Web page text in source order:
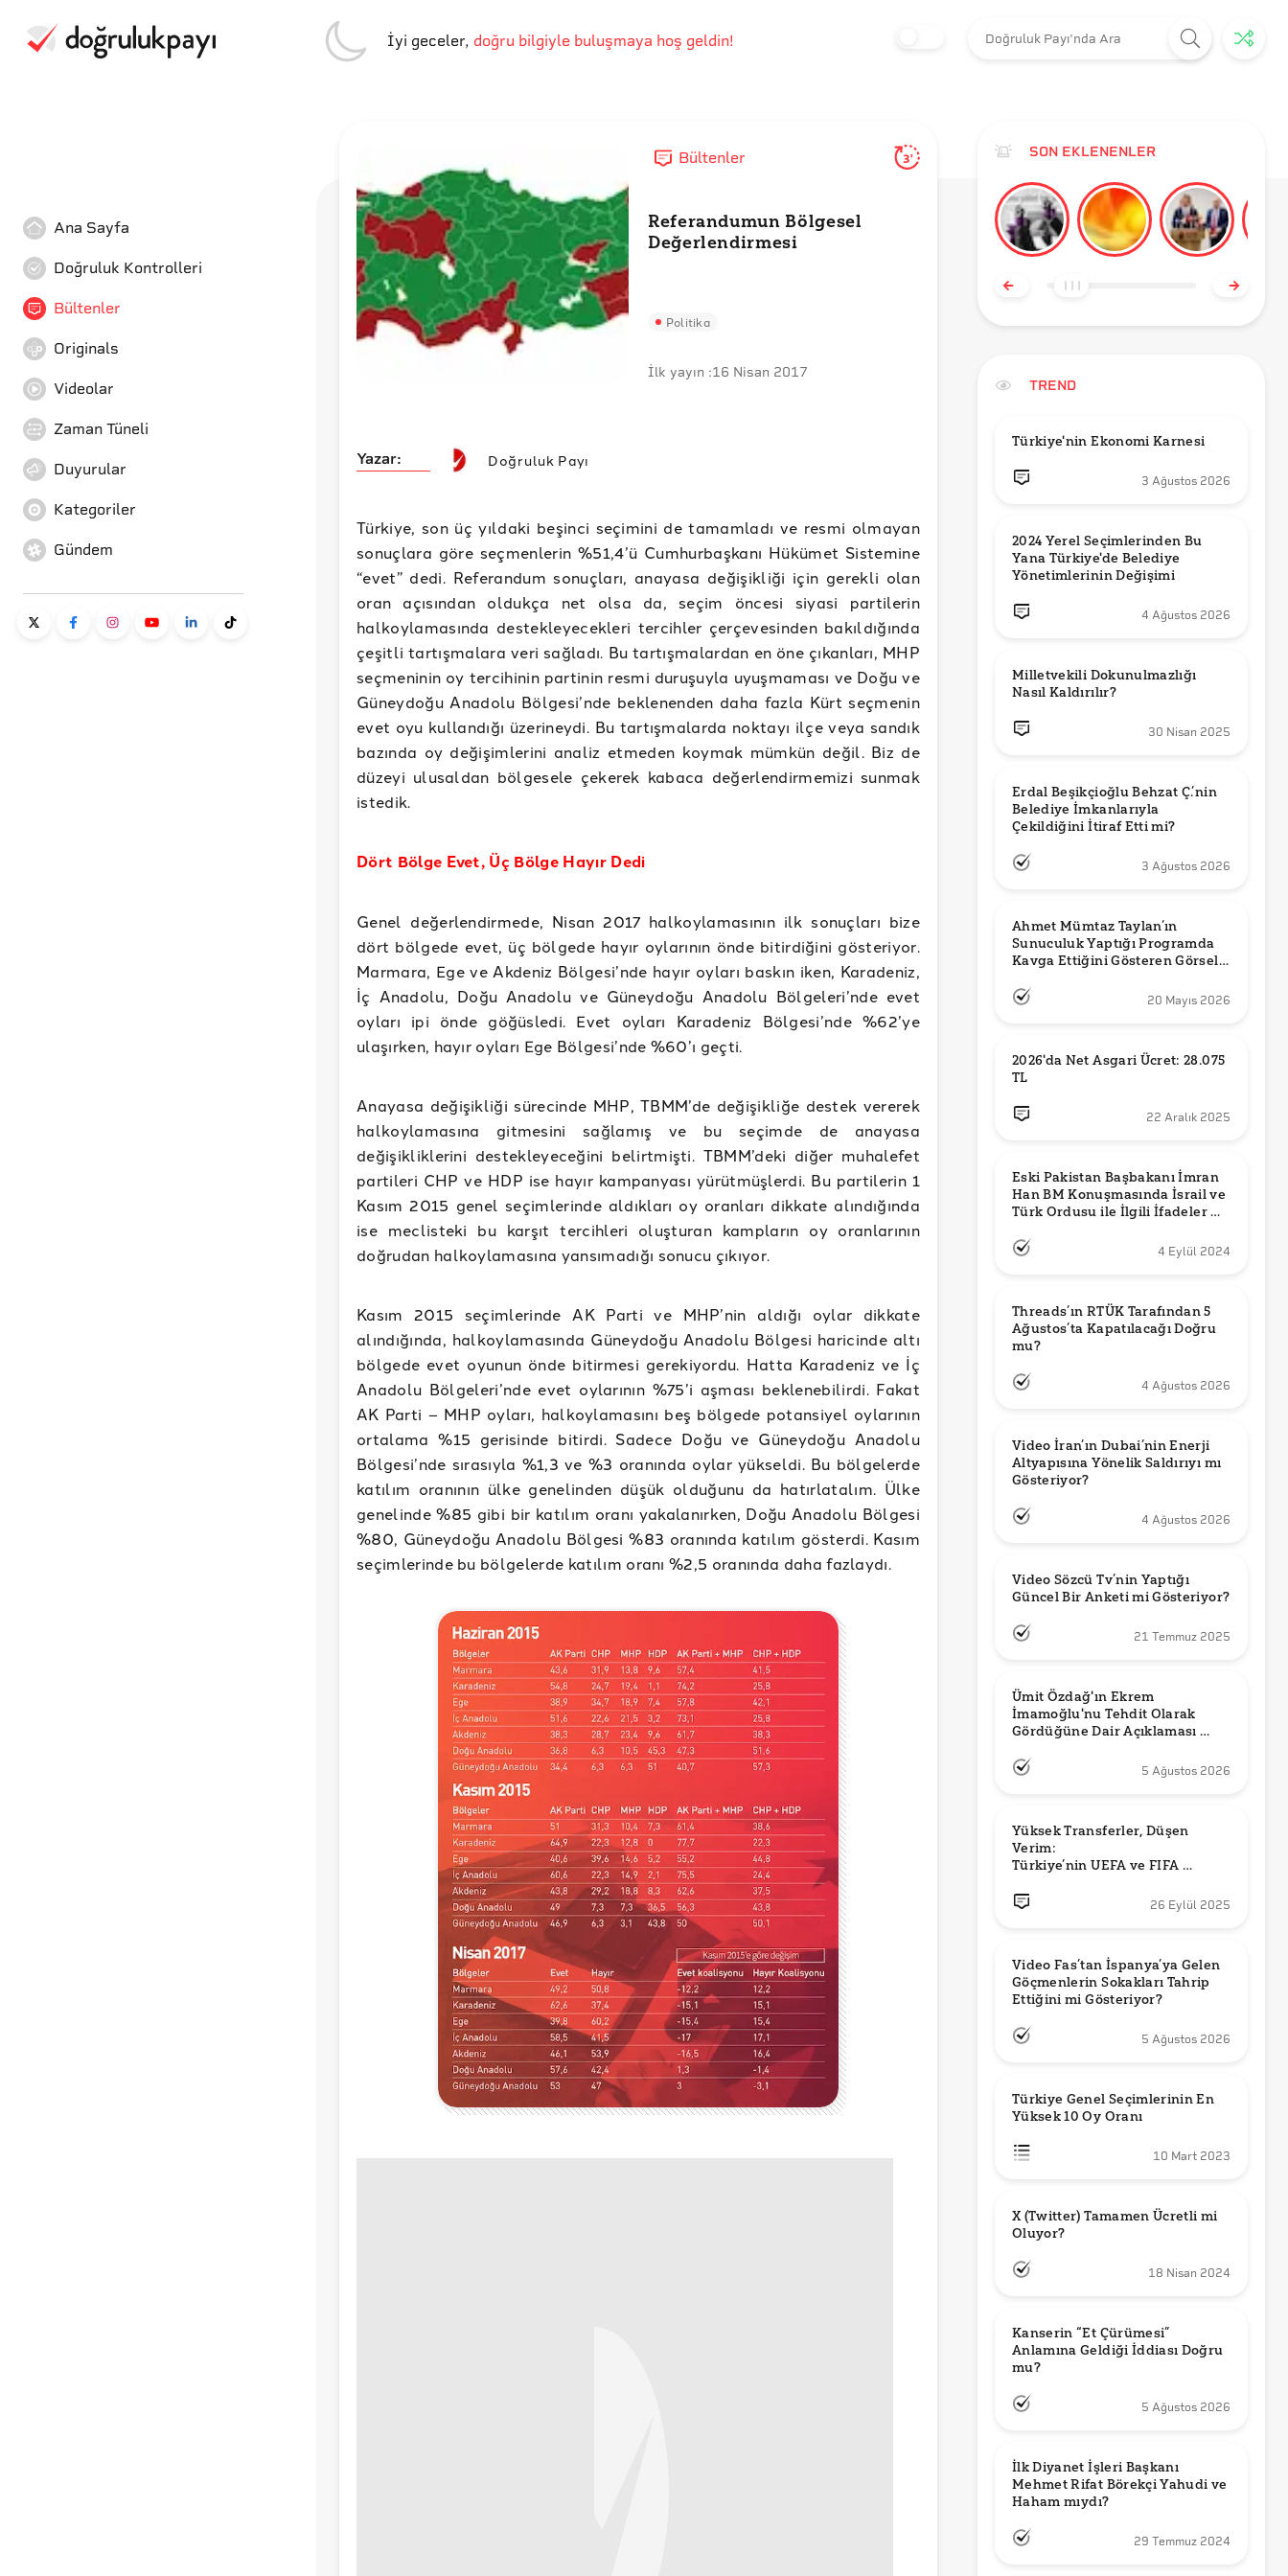
İyi geceler, doğru bilgiyle buluşmaya hoş geldin!
Ana Sayfa
Doğruluk Kontrolleri
Bültenler
Originals
Videolar
Zaman Tüneli
Duyurular
Kategoriler
Gündem
Bültenler 3'
Referandumun Bölgesel
Değerlendirmesi
Politika
İlk yayın :16 Nisan 2017
Yazar: Doğruluk Payı
Türkiye, son üç yıldaki beşinci seçimini de tamamladı ve resmi olmayan
sonuçlara göre seçmenlerin %51,4’ü Cumhurbaşkanı Hükümet Sistemine
“evet” dedi. Referandum sonuçları, anayasa değişikliği için gerekli olan
oran açısından oldukça net olsa da, seçim öncesi siyasi partilerin
halkoylamasında destekleyecekleri tercihler çerçevesinden bakıldığında
çeşitli tartışmalara veri sağladı. Bu tartışmalardan en öne çıkanları, MHP
seçmeninin oy tercihinin partinin resmi duruşuyla uyuşmaması ve Doğu ve
Güneydoğu Anadolu Bölgesi’nde beklenenden daha fazla Kürt seçmenin
evet oyu kullandığı üzerineydi. Bu tartışmalarda noktayı ilçe veya sandık
bazında oy değişimlerini analiz etmeden koymak mümkün değil. Biz de
düzeyi ulusaldan bölgesele çekerek kabaca değerlendirmemizi sunmak
istedik.
Dört Bölge Evet, Üç Bölge Hayır Dedi
Genel değerlendirmede, Nisan 2017 halkoylamasının ilk sonuçları bize
dört bölgede evet, üç bölgede hayır oylarının önde bitirdiğini gösteriyor.
Marmara, Ege ve Akdeniz Bölgesi’nde hayır oyları baskın iken, Karadeniz,
İç Anadolu, Doğu Anadolu ve Güneydoğu Anadolu Bölgeleri’nde evet
oyları ipi önde göğüsledi. Evet oyları Karadeniz Bölgesi’nde %62’ye
ulaşırken, hayır oyları Ege Bölgesi’nde %60’ı geçti.
Anayasa değişikliği sürecinde MHP, TBMM’de değişikliğe destek vererek
halkoylamasına gitmesini sağlamış ve bu seçimde de anayasa
değişikliklerini destekleyeceğini belirtmişti. TBMM’deki diğer muhalefet
partileri CHP ve HDP ise hayır kampanyası yürütmüşlerdi. Bu partilerin 1
Kasım 2015 genel seçimlerinde aldıkları oy oranları dikkate alındığında
ise meclisteki bu karşıt tercihleri oluşturan kampların oy oranlarının
doğrudan halkoylamasına yansımadığı sonucu çıkıyor.
Kasım 2015 seçimlerinde AK Parti ve MHP’nin aldığı oylar dikkate
alındığında, halkoylamasında Güneydoğu Anadolu Bölgesi haricinde altı
bölgede evet oyunun önde bitirmesi gerekiyordu. Hatta Karadeniz ve İç
Anadolu Bölgeleri’nde evet oylarının %75’i aşması beklenebilirdi. Fakat
AK Parti – MHP oyları, halkoylamasını beş bölgede potansiyel oylarının
ortalama %15 gerisinde bitirdi. Sadece Doğu ve Güneydoğu Anadolu
Bölgesi’nde sırasıyla %1,3 ve %3 oranında oylar yükseldi. Bu bölgelerde
katılım oranının ülke genelinden düşük olduğunu da hatırlatalım. Ülke
genelinde %85 gibi bir katılım oranı yakalanırken, Doğu Anadolu Bölgesi
%80, Güneydoğu Anadolu Bölgesi %83 oranında katılım gösterdi. Kasım
seçimlerinde bu bölgelerde katılım oranı %2,5 oranında daha fazlaydı.
SON EKLENENLER
TREND
Türkiye'nin Ekonomi Karnesi
3 Ağustos 2026
2024 Yerel Seçimlerinden Bu
Yana Türkiye'de Belediye
Yönetimlerinin Değişimi
4 Ağustos 2026
Milletvekili Dokunulmazlığı
Nasıl Kaldırılır?
30 Nisan 2025
Erdal Beşikçioğlu Behzat Ç.’nin
Belediye İmkanlarıyla
3 Ağustos 2026
Ahmet Mümtaz Taylan’ın
Sunuculuk Yaptığı Programda
Kavga Ettiğini Gösteren Görsel
20 Mayıs 2026
2026'da Net Asgari Ücret: 28.075
TL
22 Aralık 2025
Eski Pakistan Başbakanı İmran
Han BM Konuşmasında İsrail ve
Türk Ordusu ile İlgili İfadeler mi
4 Eylül 2024
Threads’ın RTÜK Tarafından 5
Ağustos’ta Kapatılacağı Doğru
mu?
4 Ağustos 2026
Video İran’ın Dubai’nin Enerji
Altyapısına Yönelik Saldırıyı mı
Gösteriyor?
4 Ağustos 2026
Video Sözcü Tv’nin Yaptığı
Güncel Bir Anketi mi Gösteriyor?
21 Temmuz 2025
Ümit Özdağ'ın Ekrem
İmamoğlu'nu Tehdit Olarak
Gördüğüne Dair Açıklaması
5 Ağustos 2026
Yüksek Transferler, Düşen
Verim:
Türkiye’nin UEFA ve FIFA
26 Eylül 2025
Video Fas’tan İspanya’ya Gelen
Göçmenlerin Sokakları Tahrip
Ettiğini mi Gösteriyor?
5 Ağustos 2026
Türkiye Genel Seçimlerinin En
Yüksek 10 Oy Oranı
10 Mart 2023
X (Twitter) Tamamen Ücretli mi
Oluyor?
18 Nisan 2024
Kanserin “Et Çürümesi”
Anlamına Geldiği İddiası Doğru
mu?
5 Ağustos 2026
İlk Diyanet İşleri Başkanı
Mehmet Rifat Börekçi Yahudi ve
Haham mıydı?
29 Temmuz 2024